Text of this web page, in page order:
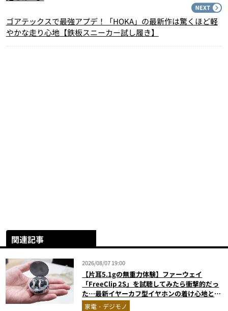
ゴアテックスで最強アプデ！「HOKA」の最新作は驚くほど軽
やかな走り心地【鉄板スニーカー試し履き】
関連記事
2026/08/07 19:00
【片耳5.1gの無重力体験】ファーウェイ
「FreeClip 2S」を試聴してみたら衝撃的だっ
た…最新イヤーカフ型イヤホンの着け心地とAI
技術に感動
家電・デジモノ